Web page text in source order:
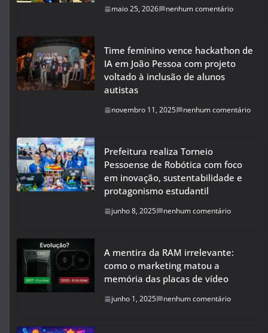
maio 25, 2026 nenhum comentário
Time feminino vence hackathon de
IA em João Pessoa com projeto
voltado à inclusão de alunos
autistas
novembro 11, 2025 nenhum comentário
Prefeitura realiza Torneio
Pessoense de Robótica com foco
em inovação, sustentabilidade e
protagonismo estudantil
junho 8, 2025 nenhum comentário
A mentira da RAM irrelevante:
como o marketing matou a
memória das placas de vídeo
junho 1, 2025 nenhum comentário